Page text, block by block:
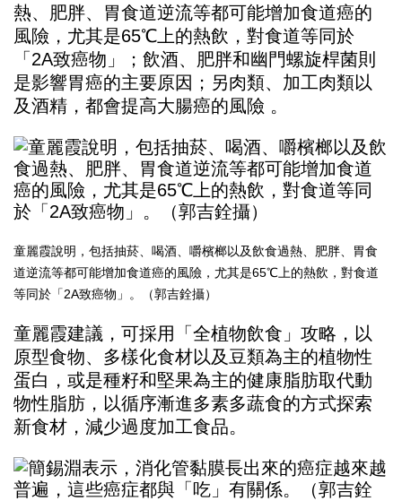
熱、肥胖、胃食道逆流等都可能增加食道癌的
風險，尤其是65℃上的熱飲，對食道等同於
「2A致癌物」；飲酒、肥胖和幽門螺旋桿菌則
是影響胃癌的主要原因；另肉類、加工肉類以
及酒精，都會提高大腸癌的風險 。
童麗霞說明，包括抽菸、喝酒、嚼檳榔以及飲食過熱、肥胖、胃食
道逆流等都可能增加食道癌的風險，尤其是65℃上的熱飲，對食道
等同於「2A致癌物」。（郭吉銓攝）
童麗霞建議，可採用「全植物飲食」攻略，以
原型食物、多樣化食材以及豆類為主的植物性
蛋白，或是種籽和堅果為主的健康脂肪取代動
物性脂肪，以循序漸進多素多蔬食的方式探索
新食材，減少過度加工食品。